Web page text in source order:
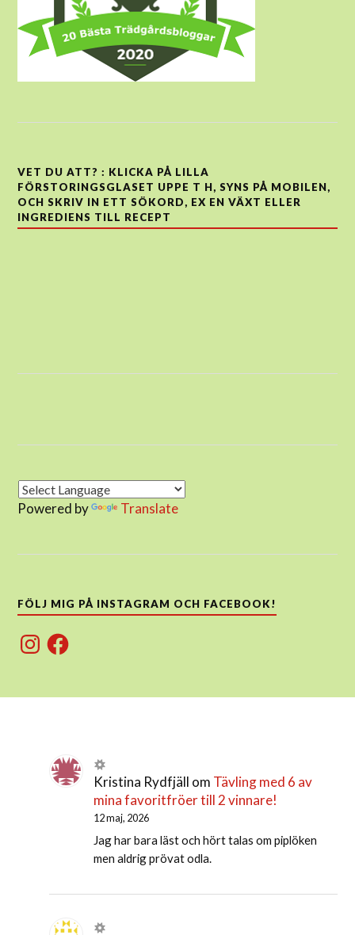
VET DU ATT? : KLICKA PÅ LILLA
FÖRSTORINGSGLASET UPPE T H, SYNS PÅ MOBILEN,
OCH SKRIV IN ETT SÖKORD, EX EN VÄXT ELLER
INGREDIENS TILL RECEPT
Powered by Translate
FÖLJ MIG PÅ INSTAGRAM OCH FACEBOOK!
InstagramFacebook
Kristina Rydfjäll om Tävling med 6 av
mina favoritfröer till 2 vinnare!
12 maj, 2026
Jag har bara läst och hört talas om piplöken
men aldrig prövat odla.